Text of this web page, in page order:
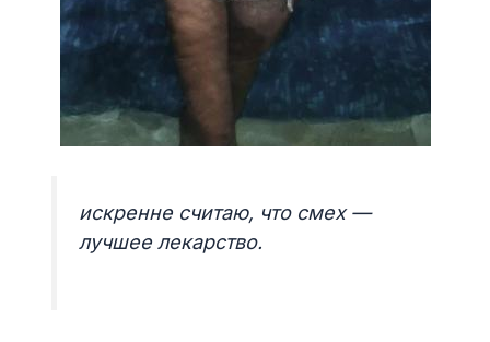
искренне считаю, что смех —
лучшее лекарство.